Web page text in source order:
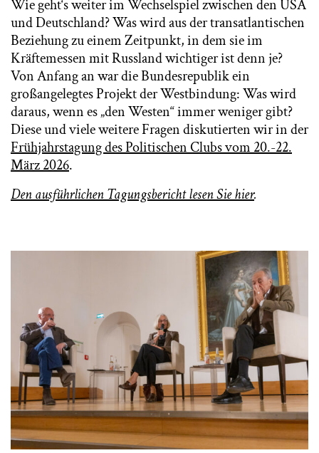
Wie geht‘s weiter im Wechselspiel zwischen den USA
und Deutschland? Was wird aus der transatlantischen
Beziehung zu einem Zeitpunkt, in dem sie im
Kräftemessen mit Russland wichtiger ist denn je?
Von Anfang an war die Bundesrepublik ein
großangelegtes Projekt der Westbindung: Was wird
daraus, wenn es „den Westen“ immer weniger gibt?
Diese und viele weitere Fragen diskutierten wir in der
Frühjahrstagung des Politischen Clubs vom 20.-22.
März 2026.
Den ausführlichen Tagungsbericht lesen Sie hier.